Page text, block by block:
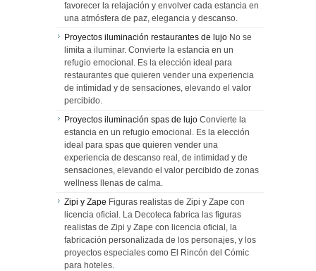
favorecer la relajación y envolver cada estancia en
una atmósfera de paz, elegancia y descanso.
Proyectos iluminación restaurantes de lujo No se
limita a iluminar. Convierte la estancia en un
refugio emocional. Es la elección ideal para
restaurantes que quieren vender una experiencia
de intimidad y de sensaciones, elevando el valor
percibido.
Proyectos iluminación spas de lujo Convierte la
estancia en un refugio emocional. Es la elección
ideal para spas que quieren vender una
experiencia de descanso real, de intimidad y de
sensaciones, elevando el valor percibido de zonas
wellness llenas de calma.
Zipi y Zape Figuras realistas de Zipi y Zape con
licencia oficial. La Decoteca fabrica las figuras
realistas de Zipi y Zape con licencia oficial, la
fabricación personalizada de los personajes, y los
proyectos especiales como El Rincón del Cómic
para hoteles.